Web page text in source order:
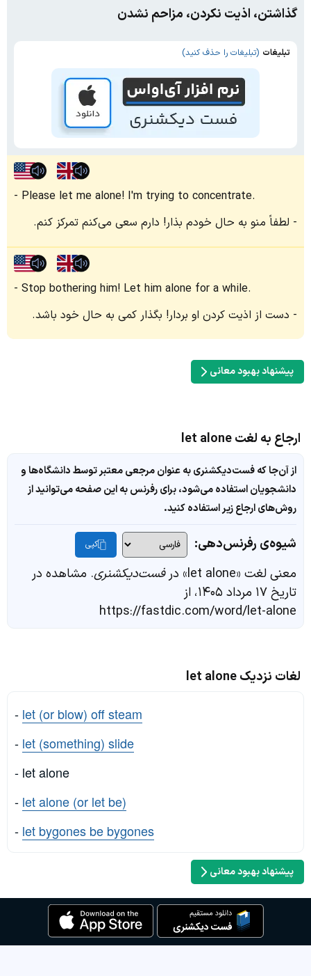
گذاشتن، اذیت نکردن، مزاحم نشدن
تبلیغات (تبلیغات را حذف کنید)
Please let me alone! I'm trying to concentrate.
لطفاً منو به حال خودم بذار! دارم سعی می‌کنم تمرکز کنم.
Stop bothering him! Let him alone for a while.
دست از اذیت کردن او بردار! بگذار کمی به حال خود باشد.
پیشنهاد بهبود معانی
ارجاع به لغت let alone
از آن‌جا که فست‌دیکشنری به عنوان مرجعی معتبر توسط دانشگاه‌ها و
دانشجویان استفاده می‌شود، برای رفرنس به این صفحه می‌توانید از
روش‌های ارجاع زیر استفاده کنید.
شیوه‌ی رفرنس‌دهی: کپی
معنی لغت «let alone» در فست‌دیکشنری. مشاهده در
تاریخ ۱۷ مرداد ۱۴۰۵، از
https://fastdic.com/word/let-alone
لغات نزدیک let alone
- let (or blow) off steam
- let (something) slide
- let alone
- let alone (or let be)
- let bygones be bygones
پیشنهاد بهبود معانی